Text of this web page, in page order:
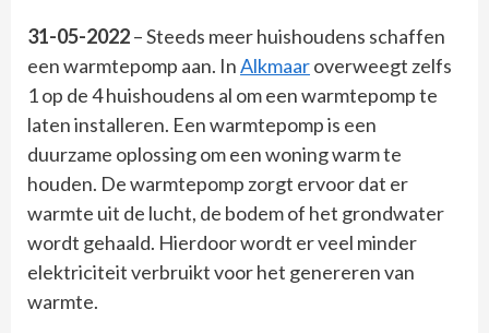
31-05-2022– Steeds meer huishoudens schaffen
een warmtepomp aan. InAlkmaaroverweegt zelfs
1 op de 4 huishoudens al om een warmtepomp te
laten installeren. Een warmtepomp is een
duurzame oplossing om een woning warm te
houden. De warmtepomp zorgt ervoor dat er
warmte uit de lucht, de bodem of het grondwater
wordt gehaald. Hierdoor wordt er veel minder
elektriciteit verbruikt voor het genereren van
warmte.